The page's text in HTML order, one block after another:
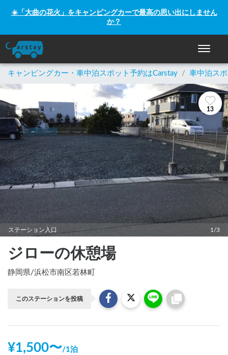
☀️「大曲の花火」をキャンピングカーで最高の思い出にしません
か？
ナビゲ
キャンピングカー・車中泊スポット予約はCarstay / 車中泊ス
13
ステーション入口 1/3
ジローの休憩場
静岡県/浜松市南区若林町
このステーションを投稿
¥1,500〜/1泊